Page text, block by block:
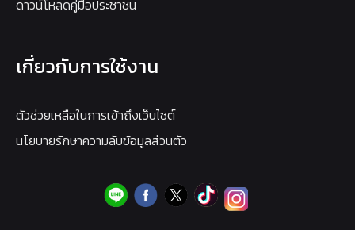
ดาวน์โหลดคู่มือประชาชน
เกี่ยวกับการใช้งาน
ตัวช่วยเหลือในการเข้าถึงเว็บไซต์
นโยบายรักษาความลับข้อมูลส่วนตัว